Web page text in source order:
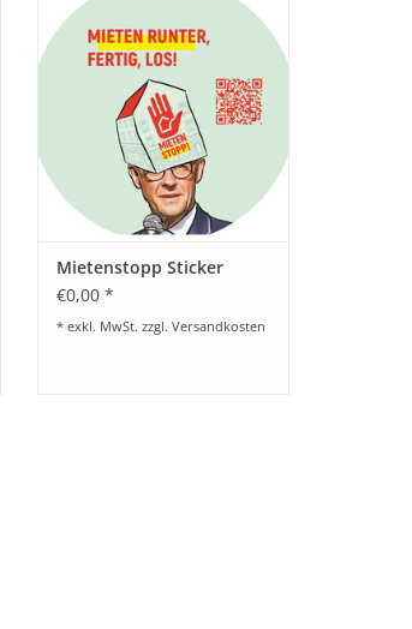
Mietenstopp Sticker
€0,00 *
* exkl. MwSt. zzgl. Versandkosten